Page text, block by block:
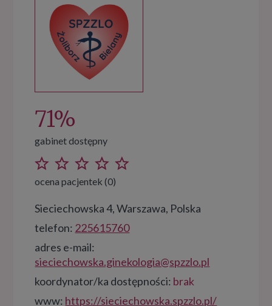
71%
gabinet dostępny
ocena pacjentek (0)
Sieciechowska 4, Warszawa, Polska
telefon: 225615760
adres e-mail:
sieciechowska.ginekologia@spzzlo.pl
koordynator/ka dostępności: brak
www: https://sieciechowska.spzzlo.pl/